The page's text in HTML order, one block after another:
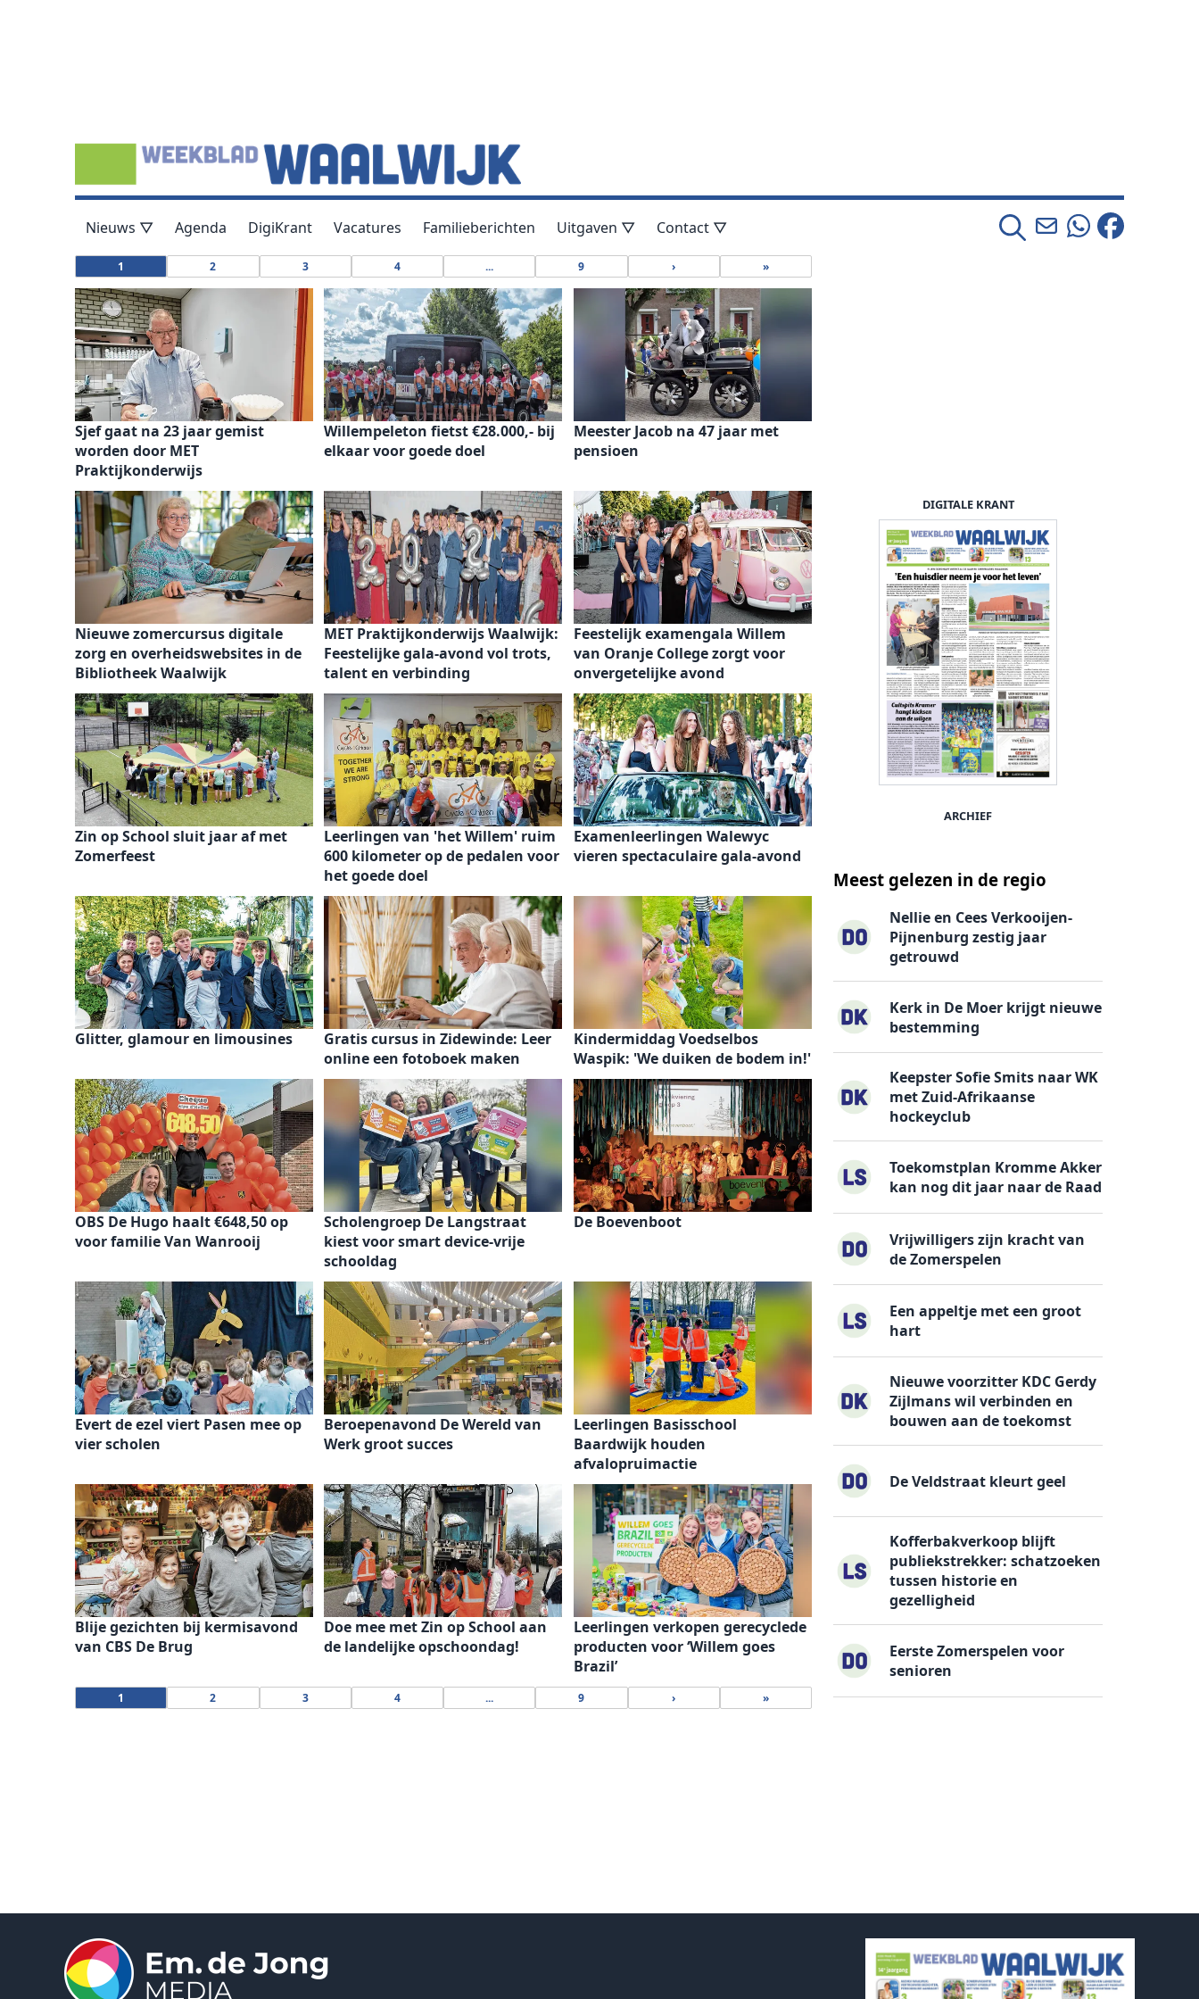
Nieuws ▽ Agenda DigiKrant Vacatures Familieberichten Uitgaven ▽ Contact ▽
1 2 3 4 ... 9 › »
Sjef gaat na 23 jaar gemist
worden door MET
Praktijkonderwijs
Willempeleton fietst €28.000,- bij
elkaar voor goede doel
Meester Jacob na 47 jaar met
pensioen
Nieuwe zomercursus digitale
zorg en overheidswebsites in de
Bibliotheek Waalwijk
MET Praktijkonderwijs Waalwijk:
Feestelijke gala-avond vol trots,
talent en verbinding
Feestelijk examengala Willem
van Oranje College zorgt voor
onvergetelijke avond
Zin op School sluit jaar af met
Zomerfeest
Leerlingen van 'het Willem' ruim
600 kilometer op de pedalen voor
het goede doel
Examenleerlingen Walewyc
vieren spectaculaire gala-avond
Glitter, glamour en limousines
Gratis cursus in Zidewinde: Leer
online een fotoboek maken
Kindermiddag Voedselbos
Waspik: 'We duiken de bodem in!'
OBS De Hugo haalt €648,50 op
voor familie Van Wanrooij
Scholengroep De Langstraat
kiest voor smart device-vrije
schooldag
De Boevenboot
Evert de ezel viert Pasen mee op
vier scholen
Beroepenavond De Wereld van
Werk groot succes
Leerlingen Basisschool
Baardwijk houden
afvalopruimactie
Blije gezichten bij kermisavond
van CBS De Brug
Doe mee met Zin op School aan
de landelijke opschoondag!
Leerlingen verkopen gerecyclede
producten voor ‘Willem goes
Brazil’
1 2 3 4 ... 9 › »
DIGITALE KRANT
ARCHIEF
Meest gelezen in de regio
Nellie en Cees Verkooijen-
Pijnenburg zestig jaar
getrouwd
Kerk in De Moer krijgt nieuwe
bestemming
Keepster Sofie Smits naar WK
met Zuid-Afrikaanse
hockeyclub
Toekomstplan Kromme Akker
kan nog dit jaar naar de Raad
Vrijwilligers zijn kracht van
de Zomerspelen
Een appeltje met een groot
hart
Nieuwe voorzitter KDC Gerdy
Zijlmans wil verbinden en
bouwen aan de toekomst
De Veldstraat kleurt geel
Kofferbakverkoop blijft
publiekstrekker: schatzoeken
tussen historie en
gezelligheid
Eerste Zomerspelen voor
senioren